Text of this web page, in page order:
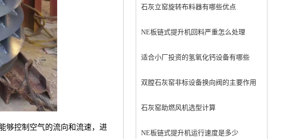
够控制空气的流向和流速，进
石灰立窑旋转布料器有哪些优点
NE板链式提升机回料严重怎么处理
适合小厂投资的氢氧化钙设备有哪些
双膛石灰窑非标设备换向阀的主要作用
石灰窑助燃风机选型计算
NE板链式提升机运行速度是多少